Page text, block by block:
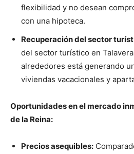
flexibilidad y no desean
con una hipoteca.
Recuperación del sector
del sector turístico en
alrededores está generando
viviendas vacacionales y
Oportunidades en el mercado
de la Reina:
Precios asequibles: